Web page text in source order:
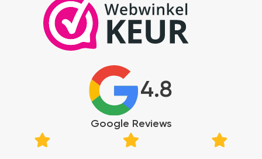
4.8
Google Reviews